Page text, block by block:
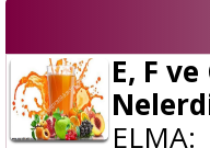
E, F